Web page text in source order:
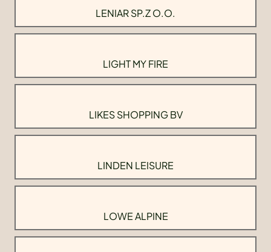
LENIAR SP.Z O.O.
LIGHT MY FIRE
LIKES SHOPPING BV
LINDEN LEISURE
LOWE ALPINE